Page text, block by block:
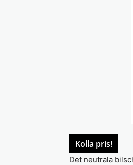
Kolla pris!
Det neutrala